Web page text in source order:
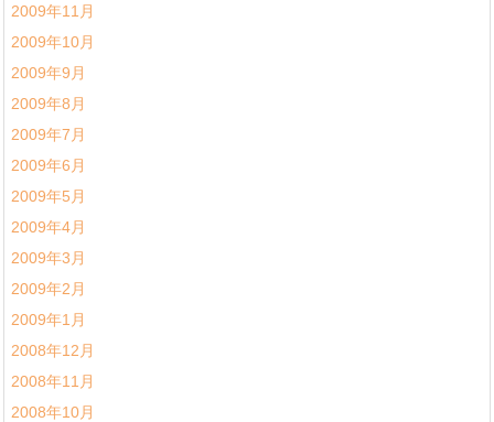
2009年11月
2009年10月
2009年9月
2009年8月
2009年7月
2009年6月
2009年5月
2009年4月
2009年3月
2009年2月
2009年1月
2008年12月
2008年11月
2008年10月